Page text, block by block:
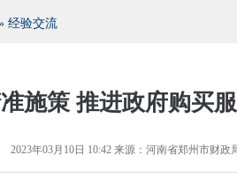
经验交流
施策 推进政府购买
2023年03月10日 10:42来源： 河南省郑州市财政